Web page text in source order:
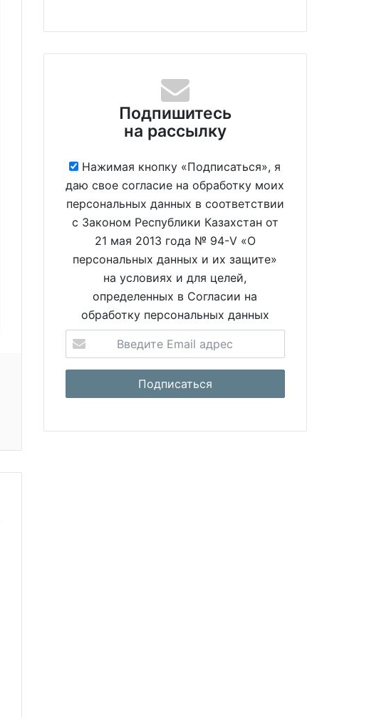
Подпишитесь
на рассылку
Нажимая кнопку «Подписаться», я
даю свое согласие на обработку моих
персональных данных в соответствии
с Законом Республики Казахстан от
21 мая 2013 года № 94-V «О
персональных данных и их защите»
на условиях и для целей,
определенных в Согласии на
обработку персональных данных